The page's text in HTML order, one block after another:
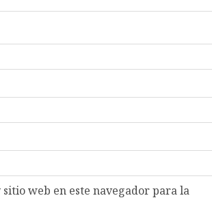
web en este navegador para la